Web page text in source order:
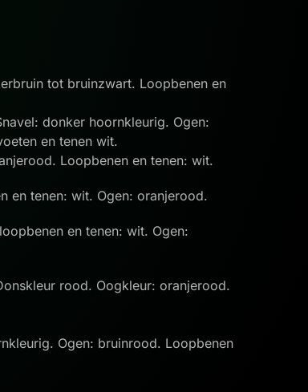
tot bruinzwart. Loopbenen en
donker hoornkleurig. Ogen:
en tenen wit.
Loopbenen en tenen: wit.
en tenen: wit. Ogen: oranjerood.
en tenen: wit. Ogen:
rood. Oogkleur: oranjerood.
Ogen: bruinrood. Loopbenen